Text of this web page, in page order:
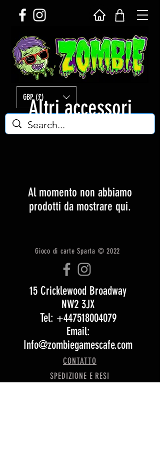
GBP (£)
Altri accessori
Al momento non abbiamo
prodotti da mostrare qui.
Gioco di carte Sparta © 2022
15 Cricklewood Broadway
NW2 3JX
Tel: +447518004079
Email:
Info@zombiegamescafe.com
CONTATTO
SPEDIZIONE E RESI